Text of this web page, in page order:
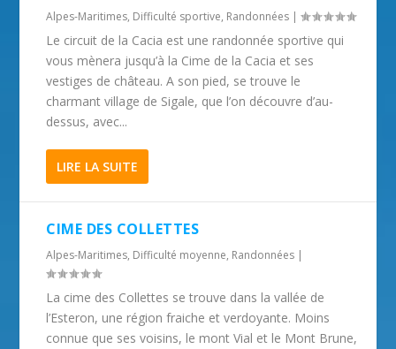
Alpes-Maritimes, Difficulté sportive, Randonnées |
Le circuit de la Cacia est une randonnée sportive qui
vous mènera jusqu’à la Cime de la Cacia et ses
vestiges de château. A son pied, se trouve le
charmant village de Sigale, que l’on découvre d’au-
dessus, avec...
LIRE LA SUITE
CIME DES COLLETTES
Alpes-Maritimes, Difficulté moyenne, Randonnées |
La cime des Collettes se trouve dans la vallée de
l’Esteron, une région fraiche et verdoyante. Moins
connue que ses voisins, le mont Vial et le Mont Brune,